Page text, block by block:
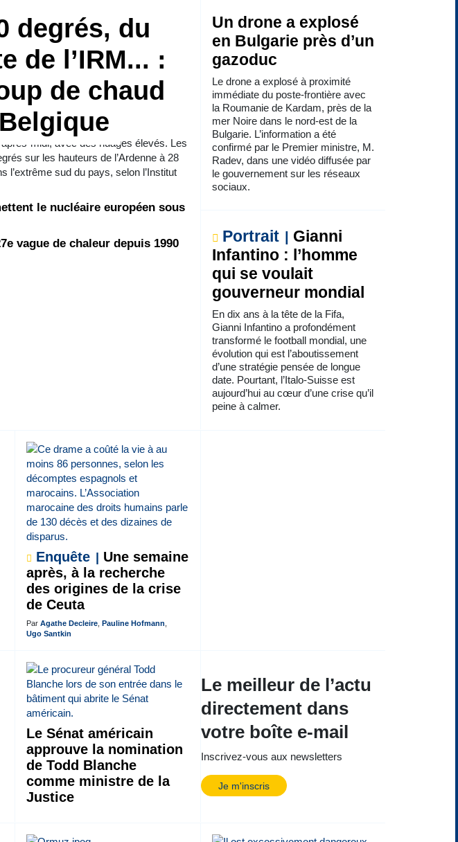
degrés, du
de l’IRM... :
de chaud
midi, avec des nuages élevés. Les
sur les hauteurs de l’Ardenne à 28
l’extrême sud du pays, selon l’Institut
le nucléaire européen sous
vague de chaleur depuis 1990
Un drone a explosé
en Bulgarie près d’un
gazoduc
Le drone a explosé à proximité
immédiate du poste-frontière avec
la Roumanie de Kardam, près de la
mer Noire dans le nord-est de la
Bulgarie. L’information a été
confirmé par le Premier ministre, M.
Radev, dans une vidéo diffusée par
le gouvernement sur les réseaux
sociaux.
Portrait
Gianni
Infantino : l’homme
qui se voulait
gouverneur mondial
En dix ans à la tête de la Fifa,
Gianni Infantino a profondément
transformé le football mondial, une
évolution qui est l’aboutissement
d’une stratégie pensée de longue
date. Pourtant, l’Italo-Suisse est
aujourd’hui au cœur d’une crise qu’il
peine à calmer.
Enquête
Une semaine
après, à la recherche
des origines de la crise
de Ceuta
ParAgathe Decleire ,Pauline Hofmann
Ugo Santkin
Le Sénat américain
approuve la nomination
de Todd Blanche
comme ministre de la
Justice
Le meilleur de l’actu
directement dans
votre boîte e-mail
Inscrivez-vous aux newsletters
Je m'inscris